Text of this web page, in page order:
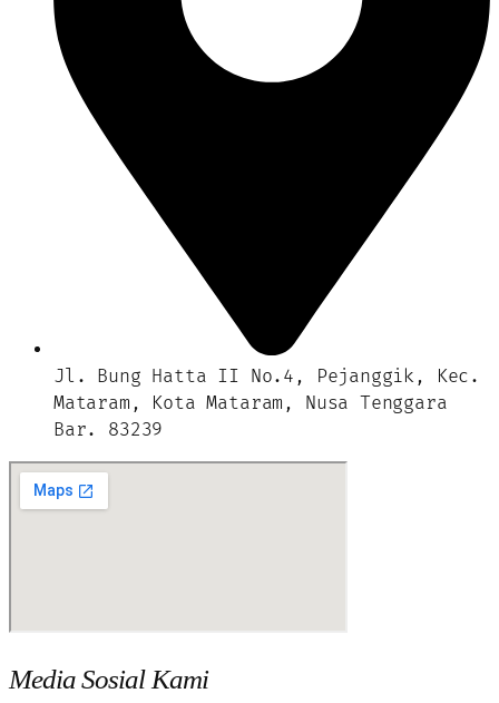
Jl. Bung Hatta II No.4, Pejanggik, Kec.
Mataram, Kota Mataram, Nusa Tenggara
Bar. 83239
Media Sosial Kami